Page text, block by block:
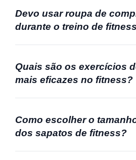
Devo usar roupa de
durante o treino de
Quais são os exercícios
mais eficazes no fitness?
Como escolher o
dos sapatos de fitness?